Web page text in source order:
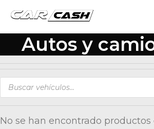
Autos y
No se han encontrado